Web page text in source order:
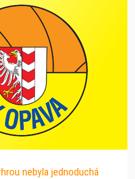
nebyla jednoduchá